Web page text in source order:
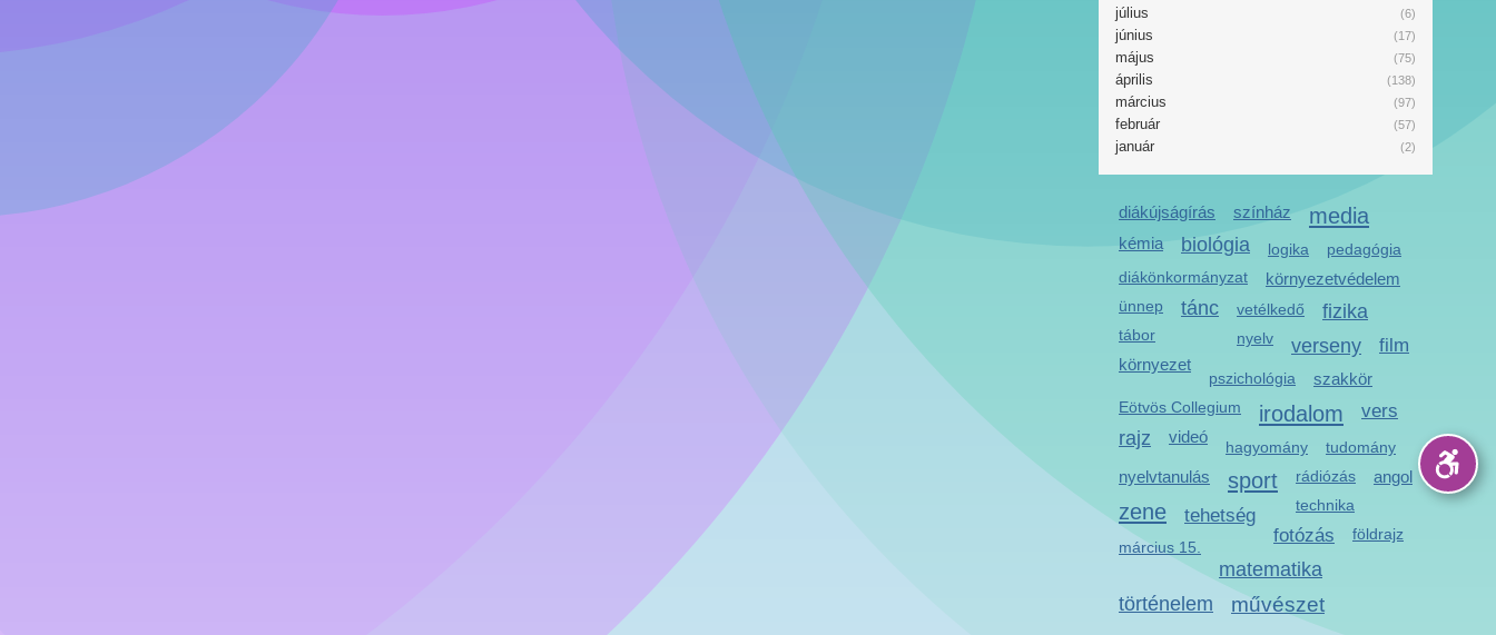
(6)
július
(17)
június
(75)
május
(138)
április
(97)
március
(57)
február
(2)
január
diákújságírás színház media
kémia biológia logika
pedagógia
diákönkormányzat
környezetvédelem
ünnep tánc vetélkedő fizika
tábor nyelv verseny
környezet
pszichológia
Eötvös Collegium
szakkör
irodalom
film
vers
rajz videó
hagyomány tudomány
nyelvtanulás sport
rádiózás
technika
zene
tehetség
fotózás
március 15.
matematika
történelem
angol
földrajz
művészet